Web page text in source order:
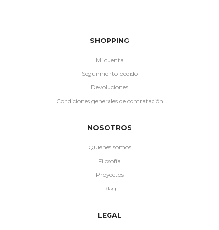
SHOPPING
Mi cuenta
Seguimiento pedido
Devoluciones
Condiciones generales de contratación
NOSOTROS
Quiénes somos
Filosofía
Proyectos
Blog
LEGAL